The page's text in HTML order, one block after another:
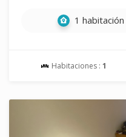
1
Habitaciones : 1